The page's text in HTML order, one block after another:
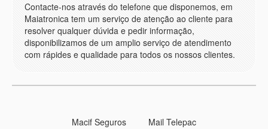
Contacte-nos através do telefone que disponemos, em
Maiatronica tem um serviço de atenção ao cliente para
resolver qualquer dúvida e pedir informação,
disponibilizamos de um amplio serviço de atendimento
com rápides e qualidade para todos os nossos clientes.
Macif Seguros Mail Telepac